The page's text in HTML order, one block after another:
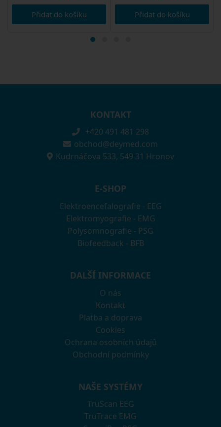
Přidat do košíku Přidat do košíku
KONTAKT
+420 491 481 298
obchod@deymed.com
Kudrnáčova 533, 549 31 Hronov
E-SHOP
Elektroencefalografie - EEG
Elektromyografie - EMG
Polysomnografie - PSG
Biofeedback - BFB
DALŠÍ INFORMACE
O nás
Kontakt
Platba a doprava
Cookies
Ochrana osobních údajů
Obchodní podmínky
NAŠE SYSTÉMY
TruScan EEG
TruTrace EMG